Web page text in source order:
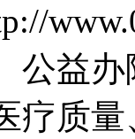
公益
疗质